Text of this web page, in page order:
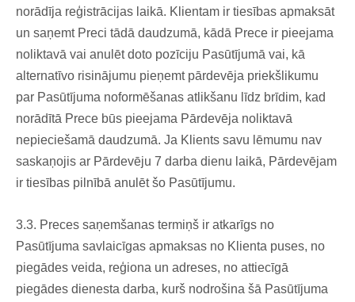
norādīja reģistrācijas laikā. Klientam ir tiesības apmaksāt
un saņemt Preci tādā daudzumā, kādā Prece ir pieejama
noliktavā vai anulēt doto pozīciju Pasūtījumā vai, kā
alternatīvo risinājumu pieņemt pārdevēja priekšlikumu
par Pasūtījuma noformēšanas atlikšanu līdz brīdim, kad
norādītā Prece būs pieejama Pārdevēja noliktavā
nepieciešamā daudzumā. Ja Klients savu lēmumu nav
saskaņojis ar Pārdevēju 7 darba dienu laikā, Pārdevējam
ir tiesības pilnībā anulēt šo Pasūtījumu.
3.3. Preces saņemšanas termiņš ir atkarīgs no
Pasūtījuma savlaicīgas apmaksas no Klienta puses, no
piegādes veida, reģiona un adreses, no attiecīgā
piegādes dienesta darba, kurš nodrošina šā Pasūtījuma